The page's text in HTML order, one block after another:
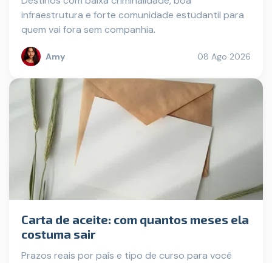
infraestrutura e forte comunidade estudantil para
quem vai fora sem companhia.
Amy 08 Ago 2026
Carta de aceite: com quantos meses ela
costuma sair
Prazos reais por país e tipo de curso para você